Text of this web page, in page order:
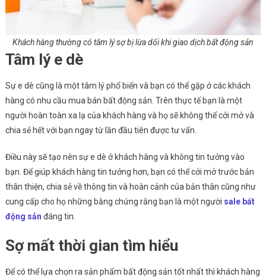
Khách hàng thường có tâm lý sợ bị lừa dối khi giao dịch bất động sản
Tâm lý e dè
Sự e dè cũng là một tâm lý phổ biến và bạn có thể gặp ở các khách
hàng có nhu cầu mua bán bất động sản. Trên thực tế bạn là một
người hoàn toàn xa lạ của khách hàng và họ sẽ không thể cởi mở và
chia sẻ hết với bạn ngay từ lần đầu tiên được tư vấn.
Điều này sẽ tạo nên sự e dè ở khách hàng và không tin tưởng vào
bạn. Để giúp khách hàng tin tưởng hơn, bạn có thể cởi mở trước bản
thân thiện, chia sẻ về thông tin và hoàn cảnh của bản thân cũng như
cung cấp cho họ những bằng chứng rằng bạn là một người sale bất
động sản đáng tin.
Sợ mất thời gian tìm hiểu
Để có thể lựa chọn ra sản phẩm bất động sản tốt nhất thì khách hàng